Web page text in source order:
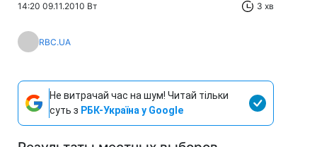
14:20 09.11.2010 Вт 3 хв
RBC.UA
Не витрачай час на шум! Читай тільки
суть з РБК-Україна у Google